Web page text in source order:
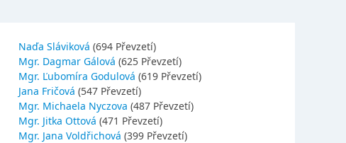
Naďa Sláviková (694 Převzetí)
Mgr. Dagmar Gálová (625 Převzetí)
Mgr. Ľubomíra Godulová (619 Převzetí)
Jana Fričová (547 Převzetí)
Mgr. Michaela Nyczova (487 Převzetí)
Mgr. Jitka Ottová (471 Převzetí)
Mgr. Jana Voldřichová (399 Převzetí)